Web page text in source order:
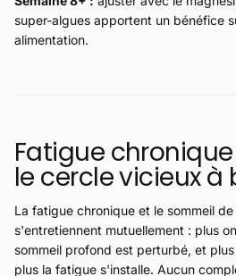
super-algues apportent un bénéfice
alimentation.
Fatigue
le cercle vicieux à
La fatigue chronique et le sommeil
s'entretiennent mutuellement : plus
sommeil profond est perturbé, et
plus la fatigue s'installe. Aucun